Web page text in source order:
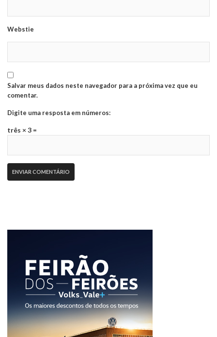
Webstie
Salvar meus dados neste navegador para a próxima vez que eu
comentar.
Digite uma resposta em números:
três × 3 =